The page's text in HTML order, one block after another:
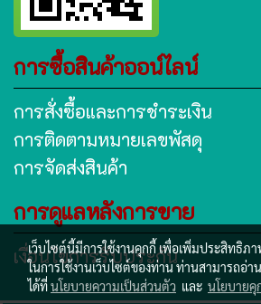
การซื้อสินค้าออน์ไลน์
การสั่งซื้อและการชำระเงิน
การติดตามหมายเลขพัสดุ
การจัดส่งสินค้า
การดูแลหลังการขาย
เงื่อนไขการรับประกัน
เว็บไซต์นี้มีการใช้งานคุกกี้ เพื่อเพิ่มประสิทธิ
ในการใช้งานเว็บไซต์ของท่าน ท่านสามารถอ่า
ได้ที่นโยบายความเป็นส่วนตัว และ นโยบายคุ